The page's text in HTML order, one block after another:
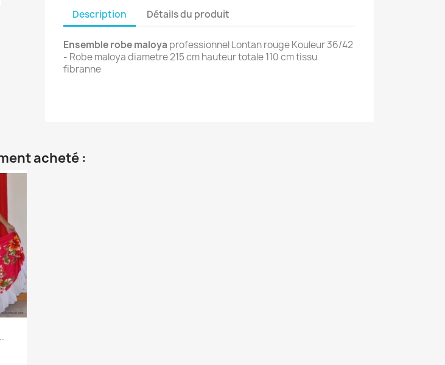
Description Détails du produit
Ensemble robe maloya professionnel Lontan rouge Kouleur 36/42
- Robe maloya diametre 215 cm hauteur totale 110 cm tissu
fibranne
acheté :